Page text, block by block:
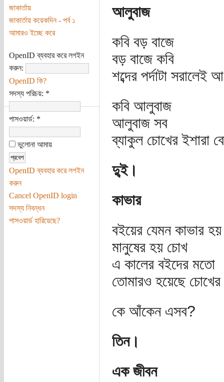
জাকার্তায়
জাকার্তায় কয়েকদিন - পর্ব ১
আমারও ইচ্ছে করে
OpenID ব্যবহার করে লগইন
করুন:
OpenID কি?
সদস্য পরিচয়: *
পাসওয়ার্ড: *
ভুলোনা আমায়
OpenID ব্যবহার করে লগইন
করুন
Cancel OpenID login
সদস্য নিবন্ধন
পাসওয়ার্ড হারিয়েছে?
আলুবাজ
কবি বড় বাজে
বড় বাজে কবি
শব্দের পর্দাটা
কবি আলুবাজ
আলুবাজ সব
ব্যাকুল চোখের ইশারা
দু্ই।
কাভার
বইয়ের যেমন কাভার হয়
মানুষের হয় চোখ
এ কালের বইদের মতো
তোমারও হয়েছে
কে আঁকেন এসব?
তিন।
এক জীবন